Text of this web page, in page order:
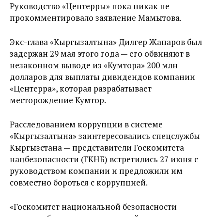
Руководство «Центерры» пока никак не
прокомментировало заявление Мамытова.
Экс-глава «Кыргызалтына» Дилгер Жапаров был
задержан 29 мая этого года — его обвиняют в
незаконном выводе из «Кумтора» 200 млн
долларов для выплаты дивидендов компании
«Центерра», которая разрабатывает
месторождение Кумтор.
Расследованием коррупции в системе
«Кыргызалтына» заинтересовались спецслужбы
Кыргызстана — представители Госкомитета
нацбезопасности (ГКНБ) встретились 27 июня с
руководством компании и предложили им
совместно бороться с коррупцией.
«Госкомитет национальной безопасности